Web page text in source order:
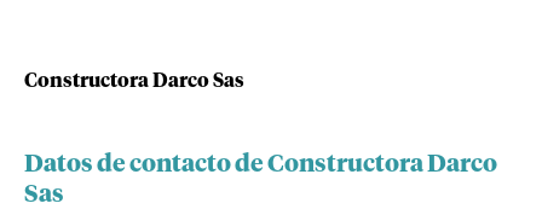
Constructora Darco Sas
Datos de contacto de Constructora Darco
Sas